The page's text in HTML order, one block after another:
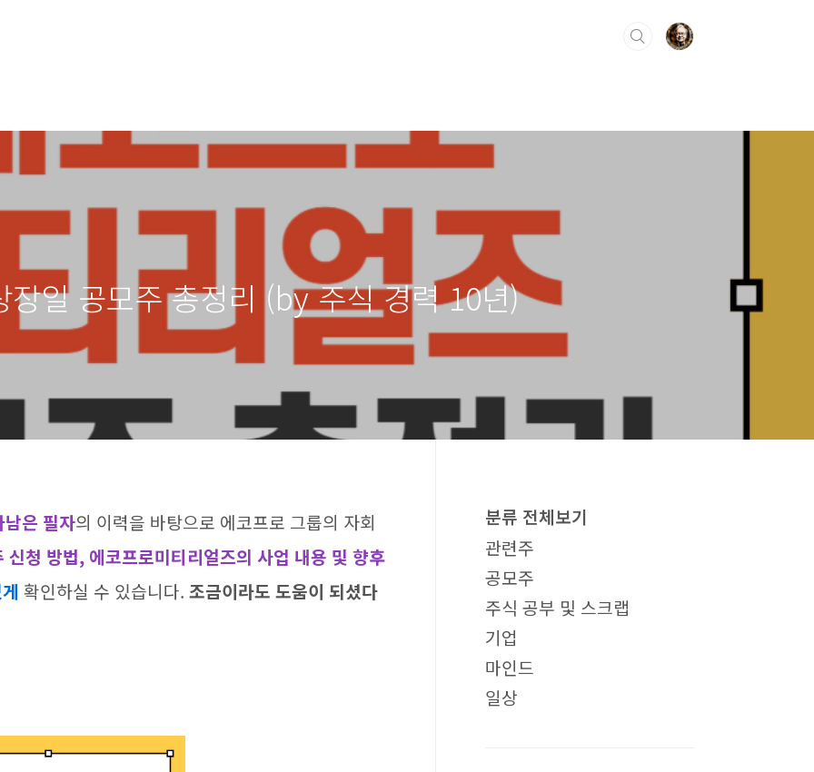
장일 공모주 총정리 (by 주식 경력 10년)
은 필자의 이력을 바탕으로 에코프로 그룹의 자회
청 방법, 에코프로미티리얼즈의 사업 내용 및 향후
확인하실 수 있습니다. 조금이라도 도움이 되셨다
분류 전체보기
관련주
공모주
주식 공부 및 스크랩
기업
마인드
일상